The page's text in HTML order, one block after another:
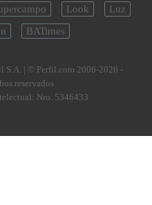
Look
Luz
BATimes
S.A. | © Perfil.com 2006-2026 -
reservados
Nro. 5346433